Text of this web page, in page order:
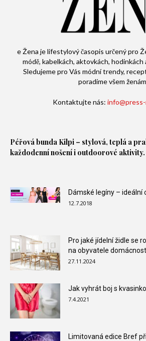
e Žena je lifestylový časopis určený pro
módě, kabelkách, aktovkách,
Sledujeme pro Vás módní trendy,
poradíme všem ženám
Kontaktujte nás:
Péřová bunda Kilpi – stylová, teplá a
každodenní nošení i outdoorové aktivity.
Dámské legíny – ideální
12.7.2018
Pro jaké jídelní židle se
na obyvatele
27.11.2024
Jak vyhrát boj s
7.4.2021
Limitovaná edice Bref